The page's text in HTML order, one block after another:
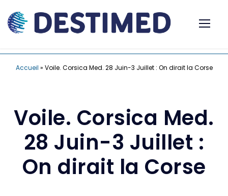
Accueil » Voile. Corsica Med. 28 Juin-3 Juillet : On dirait la Corse
Voile. Corsica Med.
28 Juin-3 Juillet :
On dirait la Corse